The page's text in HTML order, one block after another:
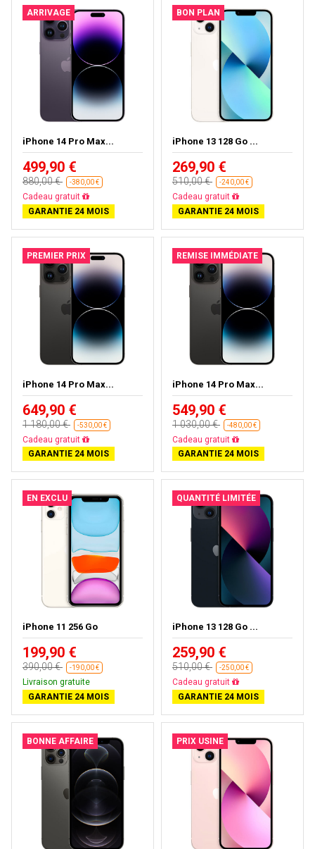
ARRIVAGE
iPhone 14 Pro Max...
499,90 €
880,00 € -380,00 €
Livraison gratuite
GARANTIE 24 MOIS
BON PLAN
iPhone 13 128 Go ...
269,90 €
510,00 € -240,00 €
Livraison gratuite
GARANTIE 24 MOIS
PREMIER PRIX
iPhone 14 Pro Max...
649,90 €
1 180,00 € -530,00 €
Livraison gratuite
GARANTIE 24 MOIS
REMISE IMMÉDIATE
iPhone 14 Pro Max...
549,90 €
1 030,00 € -480,00 €
Livraison gratuite
GARANTIE 24 MOIS
EN EXCLU
iPhone 11 256 Go
199,90 €
390,00 € -190,00 €
Livraison gratuite
GARANTIE 24 MOIS
QUANTITÉ LIMITÉE
iPhone 13 128 Go ...
259,90 €
510,00 € -250,00 €
Livraison gratuite
GARANTIE 24 MOIS
BONNE AFFAIRE PRIX USINE